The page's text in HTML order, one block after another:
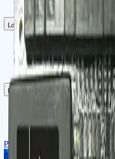
Télématique Embarquée &
Logiciel
ZKteco
ZKdigimax
Satfleet
ARMATURA
Partenaires
Nos Partenaires
Leurs Témoignages
Nos Références
Pro Intégration
Accueil